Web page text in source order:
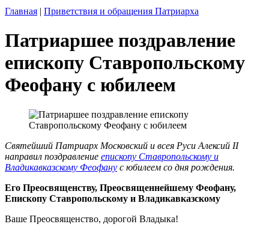
Главная | Приветствия и обращения Патриарха
Патриаршее поздравление
епископу Ставропольскому
Феофану с юбилеем
Святейший Патриарх Московский и всея Руси Алексий II
направил поздравление епископу Ставропольскому и
Владикавказскому Феофану с юбилеем со дня рождения.
Его Преосвященству, Преосвященнейшему Феофану,
Епископу Ставропольскому и Владикавказскому
Ваше Преосвященство, дорогой Владыка!